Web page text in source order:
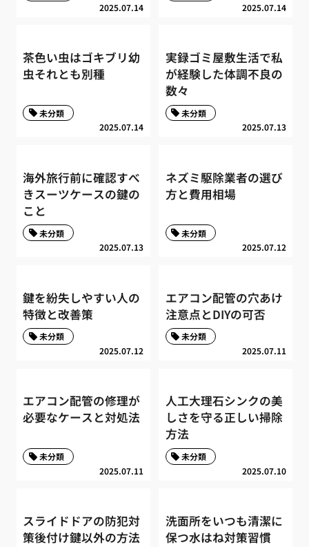
2025.07.14 2025.07.14
茶色い虫はゴキブリ幼
虫それとも別種
2025.07.14
未分類
実録ゴミ屋敷生活で私
が経験した体調不良の
数々
2025.07.13
未分類
海外旅行前に確認すべ
きスーツケースの鍵の
こと
2025.07.13
未分類
ネズミ駆除業者の選び
方と費用相場
2025.07.12
未分類
鍵を紛失しやすい人の
特徴と改善策
2025.07.12
未分類
エアコン配管の穴あけ
注意点とDIYの可否
2025.07.11
未分類
エアコン配管の修理が
必要なケースと対処法
2025.07.11
未分類
人工大理石シンクの美
しさを守る正しい掃除
方法
2025.07.10
未分類
スライドドアの防犯対
策後付け鍵以外の方法
洗面所をいつも清潔に
保つ水はね対策習慣